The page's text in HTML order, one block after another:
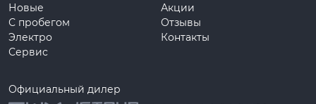
Новые
С пробегом
Электро
Сервис
Акции
Отзывы
Контакты
Официальный дилер